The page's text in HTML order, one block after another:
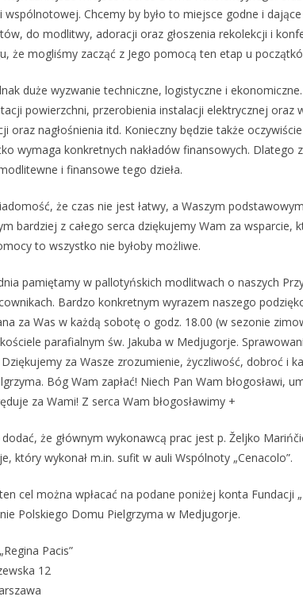
wspólnotowej. Chcemy by było to miejsce godne i
do modlitwy, adoracji oraz głoszenia rekolekcji i
że mogliśmy zacząć z Jego pomocą ten etap u
duże wyzwanie techniczne, logistyczne i
powierzchni, przerobienia instalacji elektrycznej oraz
oraz nagłośnienia itd. Konieczny będzie także
wymaga konkretnych nakładów finansowych. Dlatego
i finansowe tego dzieła.
że czas nie jest łatwy, a Waszym
bardziej z całego serca dziękujemy Wam za wsparcie,
to wszystko nie byłoby możliwe.
pamiętamy w pallotyńskich modlitwach o naszych
Bardzo konkretnym wyrazem naszego
za Was w każdą sobotę o godz. 18.00 (w sezonie
parafialnym św. Jakuba w Medjugorje.
za Wasze zrozumienie, życzliwość, dobroć i
Bóg Wam zapłać! Niech Pan Wam błogosławi,
za Wami! Z serca Wam błogosławimy +
dodać, że głównym wykonawcą prac jest p. Željko
który wykonał m.in. sufit w auli Wspólnoty „Cenacolo”.
cel można wpłacać na podane poniżej konta Fundacji
Polskiego Domu Pielgrzyma w Medjugorje.
Pacis”
12